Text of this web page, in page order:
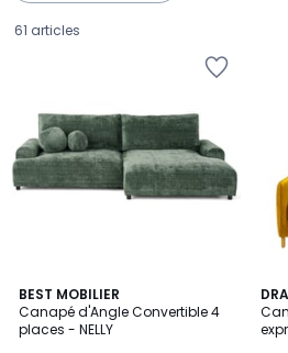
61 articles
BEST MOBILIER
Canapé d'Angle Convertible 4
places - NELLY
5
/
5
9
Couleurs
5
/
5
3